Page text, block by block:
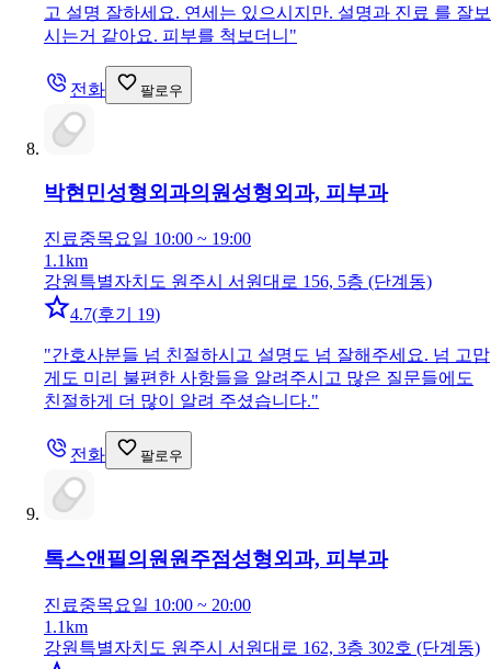
고 설명 잘하세요. 연세는 있으시지만. 설명과 진료 를 잘보
시는거 같아요. 피부를 척보더니 "
전화 팔로우
박현민성형외과의원성형외과, 피부과
진료중목요일 10:00 ~ 19:00
1.1km
강원특별자치도 원주시 서원대로 156, 5층 (단계동)
4.7(후기 19)
"간호사분들 넘 친절하시고 설명도 넘 잘해주세요. 넘 고맙
게도 미리 불편한 사항들을 알려주시고 많은 질문들에도
친절하게 더 많이 알려 주셨습니다."
전화 팔로우
톡스앤필의원원주점성형외과, 피부과
진료중목요일 10:00 ~ 20:00
1.1km
강원특별자치도 원주시 서원대로 162, 3층 302호 (단계동)